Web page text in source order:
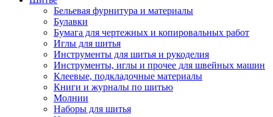
Бельевая фурнитура и материалы
Булавки
Бумага для чертежных и копировальных работ
Иглы для шитья
Инструменты для шитья и рукоделия
Инструменты, иглы и прочее для швейных машин
Клеевые, подкладочные материалы
Книги и журналы по шитью
Молнии
Наборы для шитья